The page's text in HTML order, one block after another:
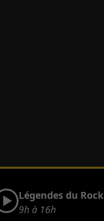
Légendes du Rock
9h à 16h